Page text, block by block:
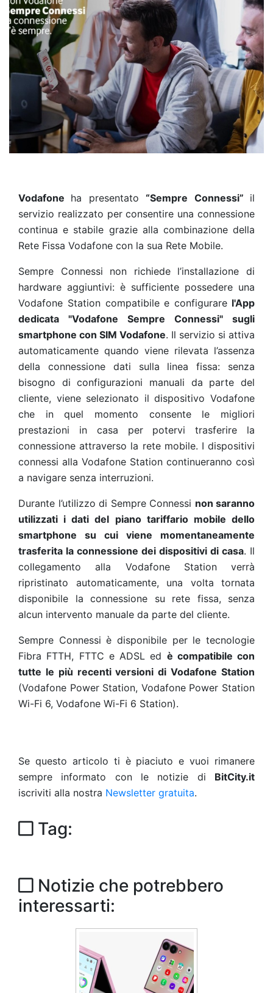
Vodafone ha presentato“Sempre Connessi” il
servizio realizzato per consentire una connessione
continua e stabile grazie alla combinazione della
Rete Fissa Vodafone con la sua Rete Mobile.
Sempre Connessi non richiede l’installazione di
hardware aggiuntivi: è sufficiente possedere una
Vodafone Station compatibile e configurare l'App
dedicata "Vodafone Sempre Connessi" sugli
smartphone con SIM Vodafone. Il servizio si attiva
automaticamente quando viene rilevata l’assenza
della connessione dati sulla linea fissa: senza
bisogno di configurazioni manuali da parte del
cliente, viene selezionato il dispositivo Vodafone
che in quel momento consente le migliori
prestazioni in casa per potervi trasferire la
connessione attraverso la rete mobile. I dispositivi
connessi alla Vodafone Station continueranno così
a navigare senza interruzioni.
Durante l’utilizzo di Sempre Connessi non saranno
utilizzati i dati del piano tariffario mobile dello
smartphone su cui viene momentaneamente
trasferita la connessione dei dispositivi di casa. Il
collegamento alla Vodafone Station verrà
ripristinato automaticamente, una volta tornata
disponibile la connessione su rete fissa, senza
alcun intervento manuale da parte del cliente.
Sempre Connessi è disponibile per le tecnologie
Fibra FTTH, FTTC e ADSL ed è compatibile con
tutte le più recenti versioni di Vodafone Station
(Vodafone Power Station, Vodafone Power Station
Wi-Fi 6, Vodafone Wi-Fi 6 Station).
Se questo articolo ti è piaciuto e vuoi rimanere
sempre informato con le notizie di BitCity.it
iscriviti alla nostra Newsletter gratuita.
Tag:
Notizie che potrebbero
interessarti: